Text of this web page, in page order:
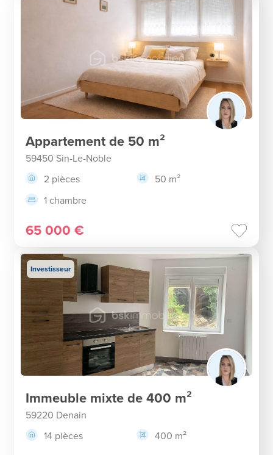
Appartement de 50 m²
59450 Sin-Le-Noble
2 pièces
50 m²
1 chambre
65 000 €
Investisseur
Immeuble mixte de 400 m²
59220 Denain
14 pièces
400 m²